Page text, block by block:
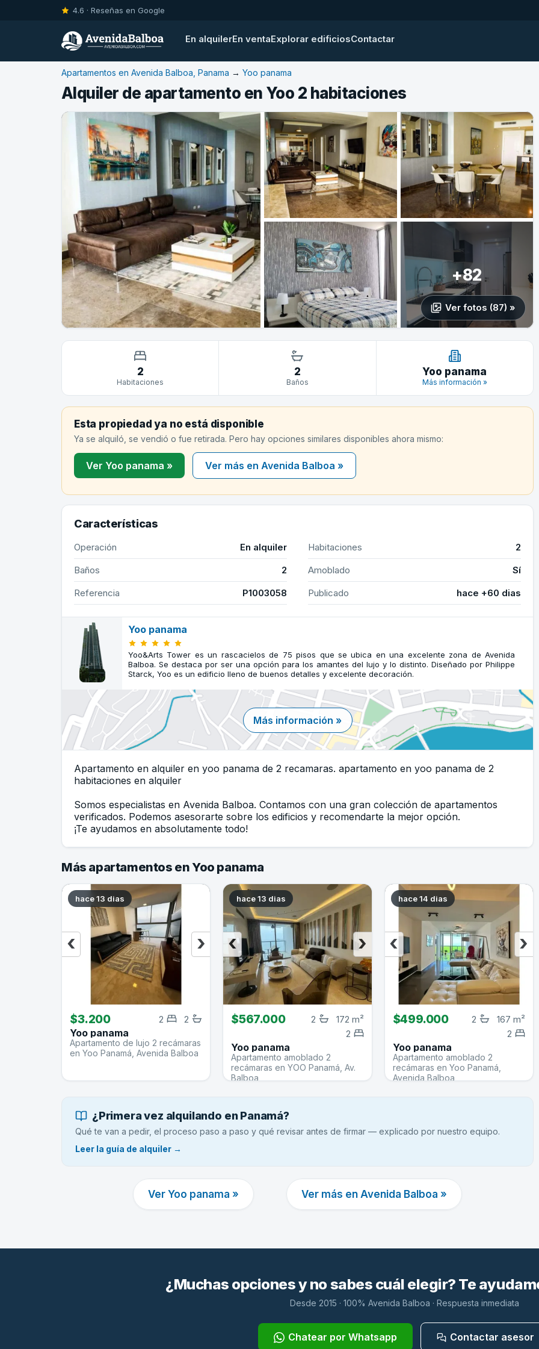
4.6 · Reseñas en Google
En alquilerEn ventaExplorar edificiosContactar
Apartamentos en Avenida Balboa, Panama → Yoo panama
Alquiler de apartamento en Yoo 2 habitaciones
+82
Ver fotos (87) »
2
Habitaciones
2
Baños
Yoo panama
Más información »
Esta propiedad ya no está disponible
Ya se alquiló, se vendió o fue retirada. Pero hay opciones similares disponibles ahora mismo:
Ver Yoo panama » Ver más en Avenida Balboa »
Características
Operación En alquiler Habitaciones
2
Baños
2 Amoblado
Sí
Referencia
P1003058 Publicado hace +60 dias
Yoo panama
Yoo&Arts Tower es un rascacielos de 75 pisos que se ubica en una excelente zona de Avenida
Balboa. Se destaca por ser una opción para los amantes del lujo y lo distinto. Diseñado por Philippe
Starck, Yoo es un edificio lleno de buenos detalles y excelente decoración.
Más información »
Apartamento en alquiler en yoo panama de 2 recamaras. apartamento en yoo panama de 2
habitaciones en alquiler
Somos especialistas en Avenida Balboa. Contamos con una gran colección de apartamentos
verificados. Podemos asesorarte sobre los edificios y recomendarte la mejor opción.
¡Te ayudamos en absolutamente todo!
Más apartamentos en Yoo panama
hace 13 dias
›
‹
$3.200 2
2
Yoo panama
Apartamento de lujo 2 recámaras
en Yoo Panamá, Avenida Balboa
hace 13 dias
›
‹
$567.000 172 m²
2
2
Yoo panama
Apartamento amoblado 2
recámaras en YOO Panamá, Av.
Balboa
hace 14 dias
›
‹
$499.000 167 m²
2
2
Yoo panama
Apartamento amoblado 2
recámaras en Yoo Panamá,
Avenida Balboa
¿Primera vez alquilando en Panamá?
Qué te van a pedir, el proceso paso a paso y qué revisar antes de firmar — explicado por nuestro equipo.
Leer la guía de alquiler →
Ver Yoo panama » Ver más en Avenida Balboa »
¿Muchas opciones y no sabes cuál elegir? Te
Desde 2015 · 100% Avenida Balboa · Respuesta inmediata
Chatear por Whatsapp Contactar asesor